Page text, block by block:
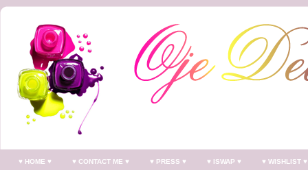
♥ HOME ♥ ♥ CONTACT ME ♥ ♥ PRESS ♥ ♥ ISWAP ♥ ♥ WISHLIST ♥